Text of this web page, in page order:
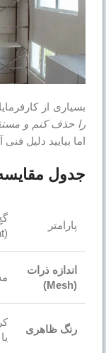
بسیاری از
را حذف کنم و
اما بیایید دلیل
جدول
پارامتر
(Undercoat)
اندازه ذرات
(Mesh)
مش
رنگ ظاهری